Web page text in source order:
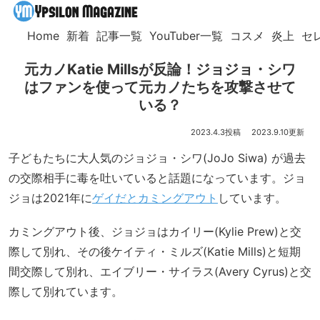
Home 新着 記事一覧 YouTuber一覧 コスメ 炎上 セ
元カノKatie Millsが反論！ジョジョ・シワ
はファンを使って元カノたちを攻撃させて
いる？
2023.4.3 2023.9.10
子どもたちに大人気のジョジョ・シワ(JoJo Siwa) が過去
の交際相手に毒を吐いていると話題になっています。ジョ
ジョは2021年にゲイだとカミングアウト しています。
カミングアウト後、ジョジョはカイリー(Kylie Prew)と交
際して別れ、その後ケイティ・ミルズ(Katie Mills)と短期
間交際して別れ、エイブリー・サイラス(Avery Cyrus)と交
際して別れています。